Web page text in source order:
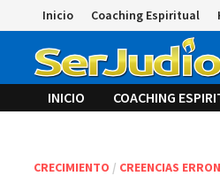
al
contenido
Inicio Coaching Espiritual
INICIO COACHING
CRECIMIENTO / CREENCIAS